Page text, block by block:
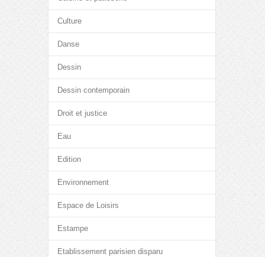
Culture
Danse
Dessin
Dessin contemporain
Droit et justice
Eau
Edition
Environnement
Espace de Loisirs
Estampe
Etablissement parisien disparu